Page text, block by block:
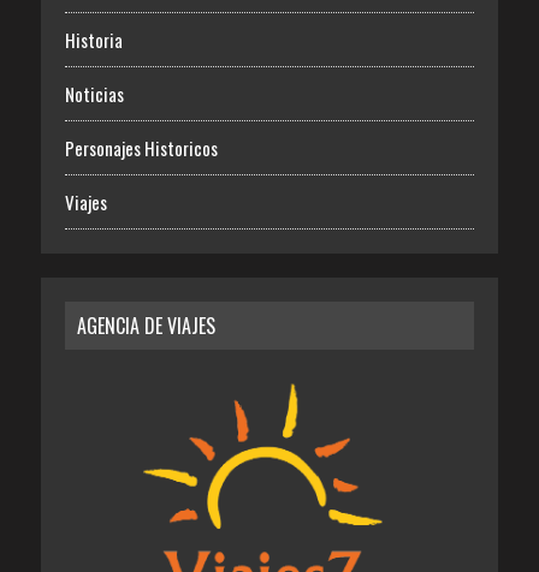
Historia
Noticias
Personajes Historicos
Viajes
AGENCIA DE VIAJES